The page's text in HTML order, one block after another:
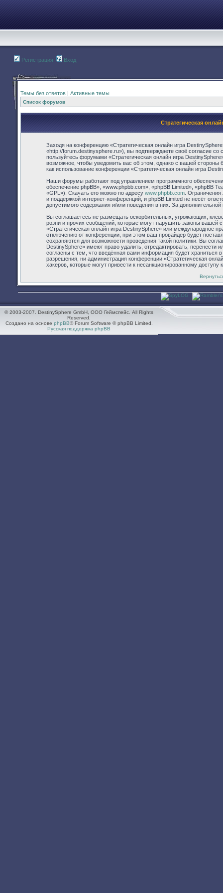
Регистрация Вход
Темы без ответов | Активные темы
Список форумов
Стратегическая
Заходя на конференцию «Стратегическая онлайн игра
«http://forum.destinysphere.ru»), вы подтверждаете своё согласие
пользуйтесь форумами «Стратегическая онлайн игра
возможное, чтобы уведомить вас об этом, однако с вашей стороны
как использование конференции «Стратегическая онлайн игра
Наши форумы работают под управлением программного
обеспечение phpBB», «www.phpbb.com», «phpBB Limited», «phpBB
«GPL»). Скачать его можно по адресу www.phpbb.com. Ограничения
и поддержкой интернет-конференций, и phpBB Limited не несёт
допустимого содержания и/или поведения в них. За
Вы соглашаетесь не размещать оскорбительных, угрожающих,
розни и прочих сообщений, которые могут нарушить законы вашей
«Стратегическая онлайн игра DestinySphere» или международное
отключению от конференции, при этом ваш провайдер будет
сохраняются для возможности проведения такой политики. Вы
DestinySphere» имеют право удалить, отредактировать,
согласны с тем, что введённая вами информация будет храниться
разрешения, ни администрация конференции «Стратегическая
хакеров, которые могут привести к несанкционированному доступу
© 2003-2007. DestinySphere GmbH, ООО Геймспейс. All Rights
Reserved.
Создано на основе phpBB® Forum Software © phpBB Limited.
Русская поддержка phpBB